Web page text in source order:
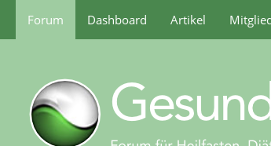
Forum Dashboard Artikel